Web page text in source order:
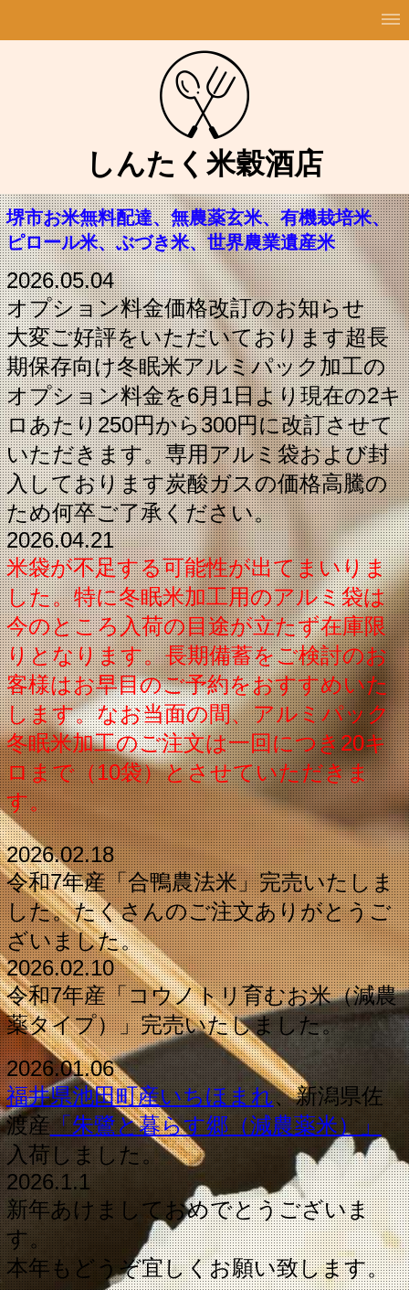
しんたく米穀酒店
堺市お米無料配達、無農薬玄米、有機栽培米、
ピロール米、ぶづき米、世界農業遺産米
2026.05.04
オプション料金価格改訂のお知らせ
大変ご好評をいただいております超長
期保存向け冬眠米アルミパック加工の
オプション料金を6月1日より現在の2キ
ロあたり250円から300円に改訂させて
いただきます。専用アルミ袋および封
入しております炭酸ガスの価格高騰の
ため何卒ご了承ください。
2026.04.21
米袋が不足する可能性が出てまいりま
した。特に冬眠米加工用のアルミ袋は
今のところ入荷の目途が立たず在庫限
りとなります。長期備蓄をご検討のお
客様はお早目のご予約をおすすめいた
します。なお当面の間、アルミパック
冬眠米加工のご注文は一回につき20キ
ロまで（10袋）とさせていただきま
す。
2026.02.18
令和7年産「合鴨農法米」完売いたしま
した。たくさんのご注文ありがとうご
ざいました。
2026.02.10
令和7年産「コウノトリ育むお米（減農
薬タイプ）」完売いたしました。
2026.01.06
福井県池田町産いちほまれ、新潟県佐
渡産「朱鷺と暮らす郷（減農薬米）」
入荷しました。
2026.1.1
新年あけましておめでとうございま
す。
本年もどうぞ宜しくお願い致します。